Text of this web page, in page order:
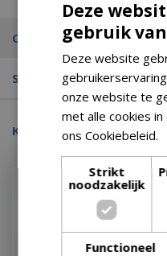
Omschrijving
Specificaties
Kijk ook eens naar:
Deze
gebruik
Deze website
onze website te
met alle cookies
ons Cookiebeleid.
Strikt
noodzakelijk
Functioneel